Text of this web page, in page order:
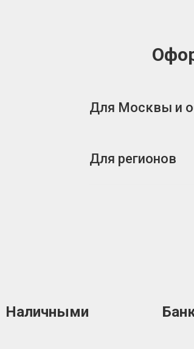
Для Москвы и
Для регионов
Наличными